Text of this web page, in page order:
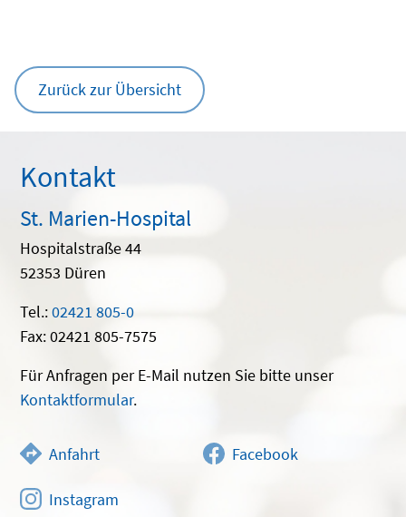
Zurück zur Übersicht
Kontakt
St. Marien-Hospital
Hospitalstraße 44
52353 Düren
Tel.:02421 805-0
Fax: 02421 805-7575
Für Anfragen per E-Mail nutzen Sie bitte unser
Kontaktformular.
Anfahrt Facebook
Instagram